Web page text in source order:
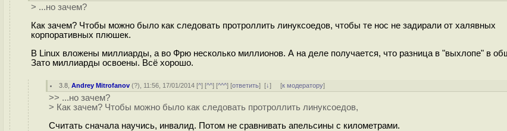
> ...но зачем?
Как зачем? Чтобы можно было как следовать протроллить линуксоедов, чтобы те нос не задирали от халявных
корпоративных плюшек.
В Linux вложены миллиарды, а во Фрю несколько миллионов. А на деле получается, что разница в "выхлопе" в
Зато миллиарды освоены. Всё хорошо.
3.8 ,Andrey Mitrofanov (?), 11:56, 17/01/2014 [^] [^^] [^^^] [ответить][↓] [к модератору]
>> ...но зачем?
> Как зачем? Чтобы можно было как следовать протроллить линуксоедов,
Считать сначала научись, инвалид. Потом не сравнивать апельсины с километрами.